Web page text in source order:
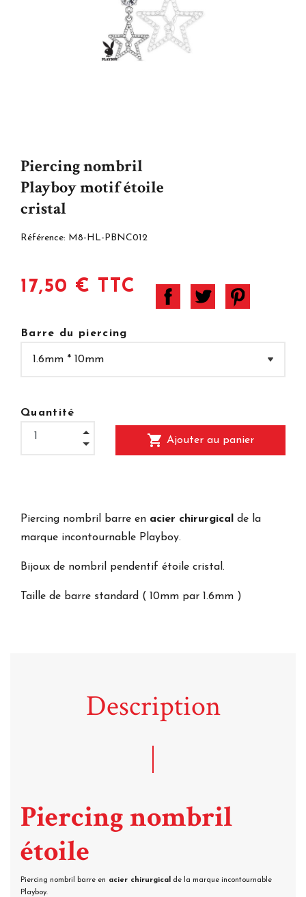
Piercing nombril
Playboy motif étoile
cristal
Référence: M8-HL-PBNC012
17,50 € TTC
Barre du piercing
Quantité
shopping_cart Ajouter au panier
Piercing nombril barre en acier chirurgical
de la
marque incontournable Playboy.
Bijoux de nombril pendentif étoile cristal.
Taille de barre standard ( 10mm par 1.6mm )
Description
Piercing nombril
étoile
Piercing nombril barre en acier chirurgical
de la marque incontournable
Playboy.